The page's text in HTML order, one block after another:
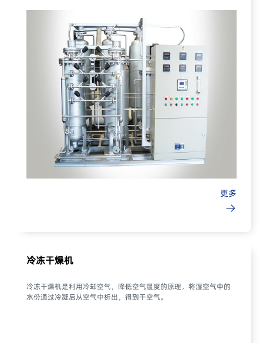
更多
冷冻干燥机
冷冻干燥机是利用冷却空气，降低空气温度的原理，将湿空气中的
水份通过冷凝后从空气中析出，得到干空气。